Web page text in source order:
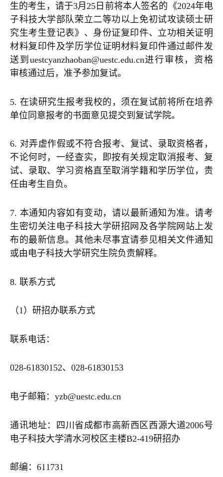
生的考生，请于3月25日前将本人签名的《2024年电
子科技大学部队荣立二等功以上免初试攻读硕士研
究生考生登记表》、身份证复印件、立功相关证明
材料复印件及学历学位证明材料复印件通过邮件发
送到uestcyanzhaoban@uestc.edu.cn进行审核，资格
审核通过后，准予参加复试。
5. 在读研究生报考我校的，须在复试前将所在培养
单位同意报考的书面意见提交到复试学院。
6. 对弄虚作假或不符合报考、复试、录取资格者，
不论何时，一经查实，即按有关规定取消报考、复
试、录取、学习资格直至取消学籍和学历学位，责
任由考生自负。
7. 本通知内容如有变动，请以最新通知为准。请考
生密切关注电子科技大学研招网及各学院网站上发
布的最新信息。其他未尽事宜请参见相关文件通知
或由电子科技大学研究生院负责解释。
8. 联系方式
（1）研招办联系方式
联系电话：
028-61830152、028-61830153
电子邮箱：yzb@uestc.edu.cn
通讯地址：四川省成都市高新西区西源大道2006号
电子科技大学清水河校区主楼B2-419研招办
邮编：611731